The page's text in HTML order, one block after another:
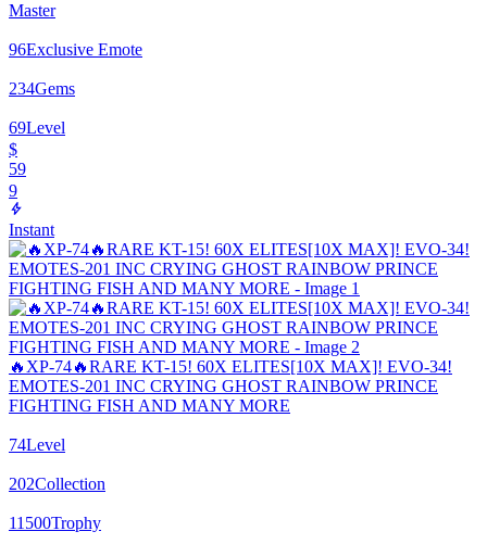
Master
96Exclusive Emote
234Gems
69Level
$
59
9
Instant
🔥XP-74🔥RARE KT-15! 60X ELITES[10X MAX]! EVO-34!
EMOTES-201 INC CRYING GHOST RAINBOW PRINCE
FIGHTING FISH AND MANY MORE
74Level
202Collection
11500Trophy